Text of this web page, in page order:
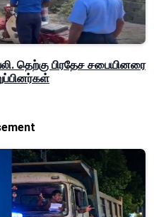
தெற்கு பிரதேச சபையினரை